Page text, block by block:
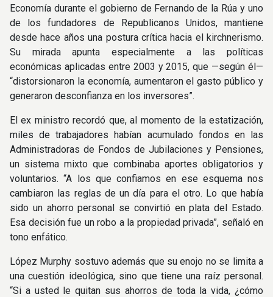
Economía durante el gobierno de Fernando de la Rúa y uno
de los fundadores de Republicanos Unidos, mantiene
desde hace años una postura crítica hacia el kirchnerismo.
Su mirada apunta especialmente a las políticas
económicas aplicadas entre 2003 y 2015, que —según él—
“distorsionaron la economía, aumentaron el gasto público y
generaron desconfianza en los inversores”.
El ex ministro recordó que, al momento de la estatización,
miles de trabajadores habían acumulado fondos en las
Administradoras de Fondos de Jubilaciones y Pensiones,
un sistema mixto que combinaba aportes obligatorios y
voluntarios. “A los que confiamos en ese esquema nos
cambiaron las reglas de un día para el otro. Lo que había
sido un ahorro personal se convirtió en plata del Estado.
Esa decisión fue un robo a la propiedad privada”, señaló en
tono enfático.
López Murphy sostuvo además que su enojo no se limita a
una cuestión ideológica, sino que tiene una raíz personal.
“Si a usted le quitan sus ahorros de toda la vida, ¿cómo